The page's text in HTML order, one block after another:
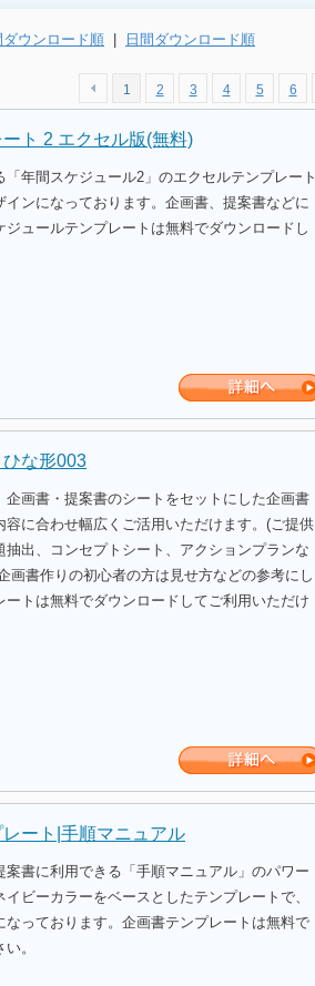
ダウンロード順 | 日間ダウンロード順
1 2 3 4 5 6
ト 2 エクセル版(無料)
年間スケジュール2」のエクセルテンプレート
ンになっております。企画書、提案書などに
ュールテンプレートは無料でダウンロードし
な形003
画書・提案書のシートをセットにした企画書
に合わせ幅広くご活用いただけます。(ご提供
出、コンセプトシート、アクションプランな
画書作りの初心者の方は見せ方などの参考にし
トは無料でダウンロードしてご利用いただけ
ート|手順マニュアル
書に利用できる「手順マニュアル」のパワー
ビーカラーをベースとしたテンプレートで、
なっております。企画書テンプレートは無料で
。